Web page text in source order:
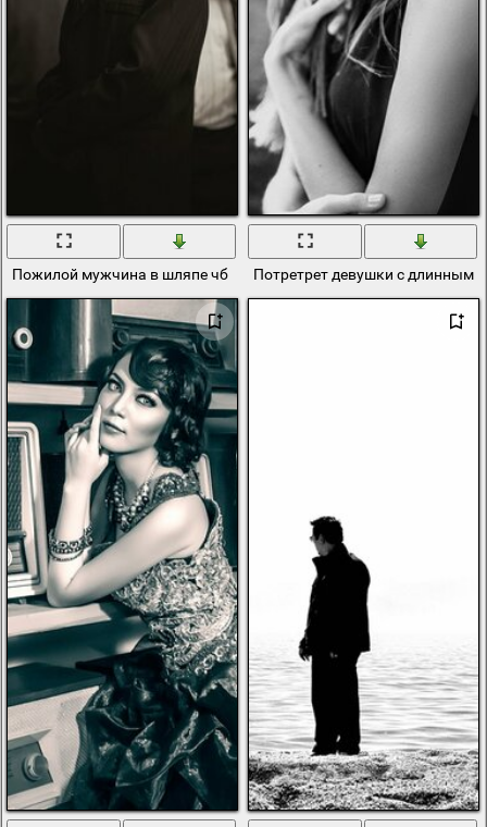
Пожилой мужчина в шляпе чб Потретрет девушки с длинными